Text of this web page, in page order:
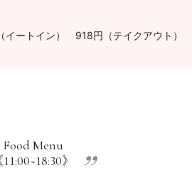
イートイン） 918円（テイクアウト）
Food Menu
11:00~18:30》